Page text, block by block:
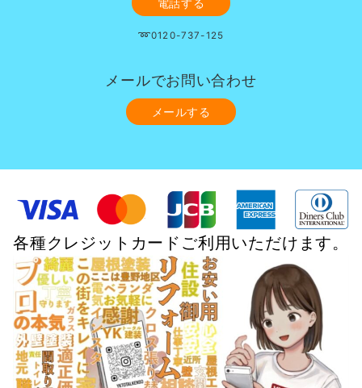
電話する
➿0120-737-125
メールでお問い合わせ
メールする
各種クレジットカードご利用いただけます。